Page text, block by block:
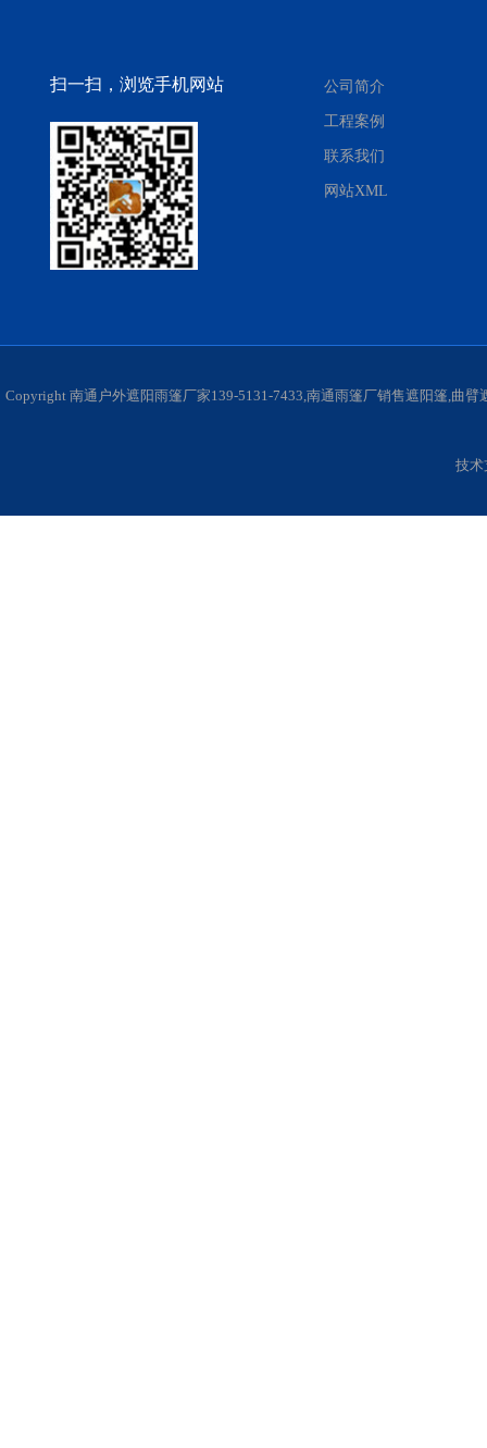
扫一扫，浏览手机网站 公司简介
工程案例
联系我们
网站XML
Copyright 南通户外遮阳雨篷厂家139-5131-7433,南通雨篷厂销售遮阳篷,曲
技术